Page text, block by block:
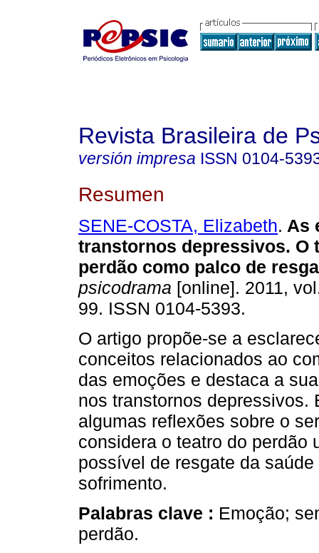
Revista Brasileira de
versión impresa ISSN 0104-
Resumen
SENE-COSTA, Elizabeth. As
transtornos depressivos. O
perdão como palco de
psicodrama [online]. 2011,
99. ISSN 0104-5393.
O artigo propõe-se a
conceitos relacionados ao
das emoções e destaca a
nos transtornos depressivos.
algumas reflexões sobre o
considera o teatro do perdão
possível de resgate da
sofrimento.
Palabras clave : Emoção;
perdão.